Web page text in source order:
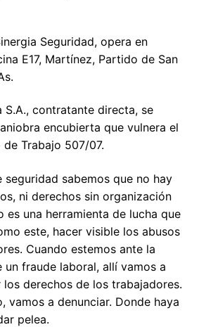
Seguridad, opera en
E17, Martínez, Partido de San
S.A., contratante directa, se
encubierta que vulnera el
Trabajo 507/07.
seguridad sabemos que no hay
ni derechos sin organización
es una herramienta de lucha que
este, hacer visible los abusos
Cuando estemos ante la
un fraude laboral, allí vamos a
derechos de los trabajadores.
vamos a denunciar. Donde haya
pelea.